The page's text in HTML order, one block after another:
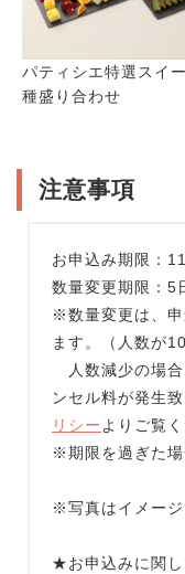
パティシエ特選スイ
種盛り合わせ
注意事項
お申込み期限：
数量変更期限：5
※数量変更は、申
ます。（人数が
人数減少の場合
ンセル料が発生
リシーよりご覧く
※期限を過ぎた場
※写真はイメージ
★お申込みに関し